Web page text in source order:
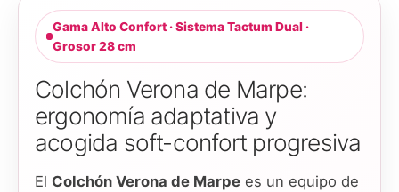
Gama Alto Confort · Sistema Tactum Dual ·
Grosor 28 cm
Colchón Verona de Marpe:
ergonomía adaptativa y
acogida soft-confort progresiva
El Colchón Verona de Marpe es un equipo de